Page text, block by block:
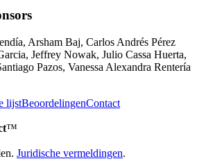
Arsham Baj, Carlos Andrés Pérez
Jeffrey Nowak, Julio Cassa Huerta,
Pazos, Vanessa Alexandra Rentería
lijstBeoordelingenContact
™
Juridische vermeldingen.